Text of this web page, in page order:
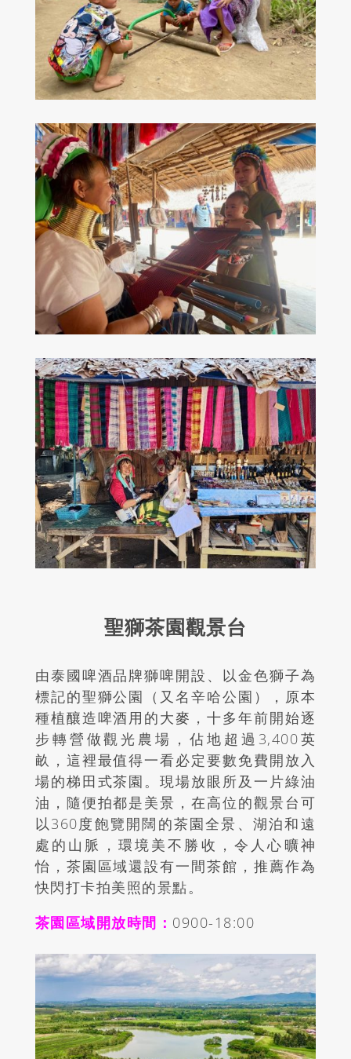
聖獅茶園觀景台
由泰國啤酒品牌獅啤開設、以金色獅子為
標記的聖獅公園（又名辛哈公園），原本
種植釀造啤酒用的大麥，十多年前開始逐
步轉營做觀光農場，佔地超過 3,400英
畝，這裡最值得一看必定要數免費開放入
場的梯田式茶園。現場放眼所及一片綠油
油，隨便拍都是美景，在高位的觀景台可
以360度飽覽開闊的茶園全景、湖泊和遠
處的山脈，環境美不勝收，令人心曠神
怡，茶園區域還設有一間茶館，推薦作為
快閃打卡拍美照的景點。
茶園區域開放時間： 0900-18:00